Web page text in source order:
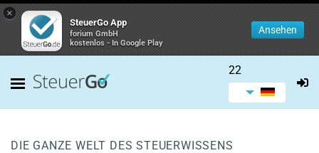
×
SteuerGo App
forium GmbH
kostenlos - In Google Play
Ansehen
22
DIE GANZE WELT DES STEUERWISSENS